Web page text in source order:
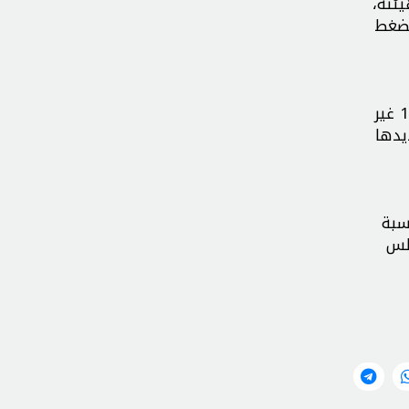
لكن من المتوقع أن يعارض ترامب أي محاولة لإقرار القرار نهائياً. وتؤكد إدارته أن قانون صلاحيات الحرب الصادر عام 1973 غير